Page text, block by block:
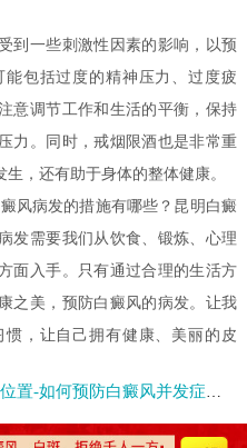
一些刺激性因素的影响，以预
包括过度的精神压力、过度疲
意调节工作和生活的平衡，保持
力。同时，戒烟限酒也是非常重
，还有助于身体的整体健康。
病发的措施有哪些？昆明白癜
发需要我们从饮食、锻炼、心理
面入手。只有通过合理的生活方
之美，预防白癜风的病发。让我
，让自己拥有健康、美丽的皮
如何预防白癜风并发症的出现呢